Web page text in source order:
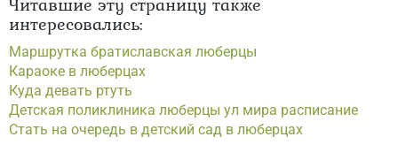
интересовались:
Маршрутка братиславская люберцы
Караоке в люберцах
Куда девать ртуть
Детская поликлиника люберцы ул мира расписание
Стать на очередь в детский сад в люберцах